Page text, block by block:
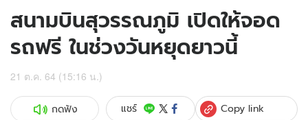
สนามบินสุวรรณภูมิ เปิดให้จอด
รถฟรี ในช่วงวันหยุดยาวนี้
21 ต.ค. 64 (15:16 น.)
กดฟัง แชร์ Copy link